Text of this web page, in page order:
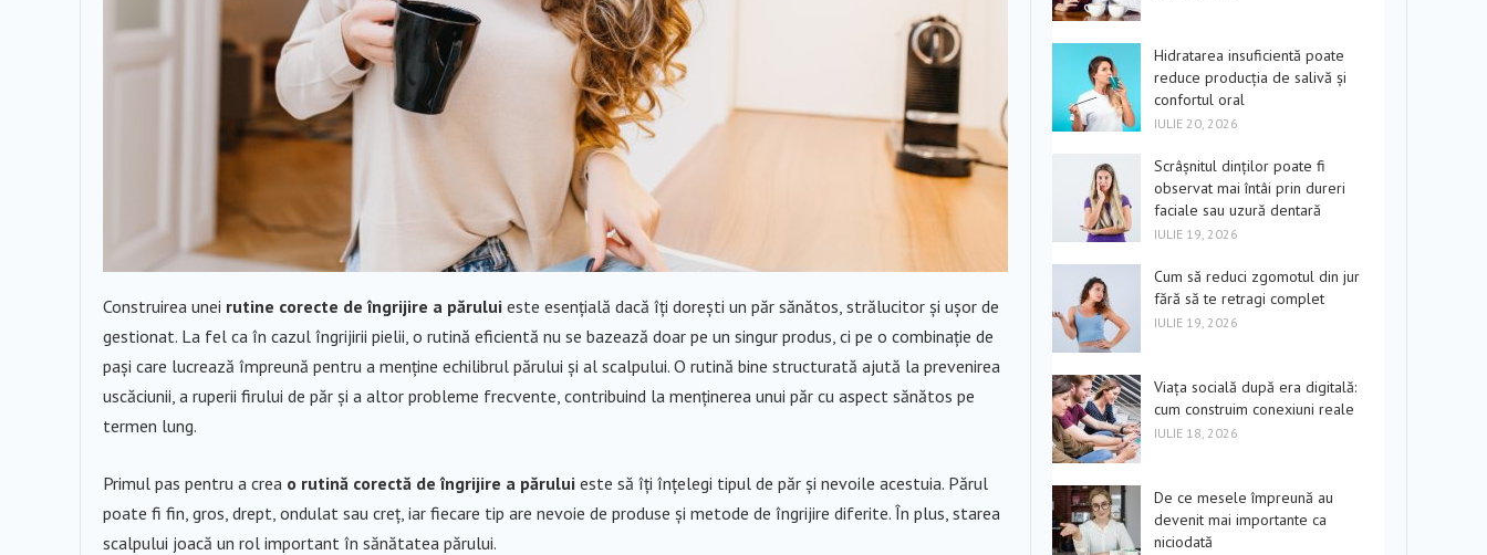
Construirea unei rutine corecte de îngrijire a părului este esențială dacă îți dorești un păr sănătos, strălucitor și ușor de
gestionat. La fel ca în cazul îngrijirii pielii, o rutină eficientă nu se bazează doar pe un singur produs, ci pe o combinație de
pași care lucrează împreună pentru a menține echilibrul părului și al scalpului. O rutină bine structurată ajută la prevenirea
uscăciunii, a ruperii firului de păr și a altor probleme frecvente, contribuind la menținerea unui păr cu aspect sănătos pe
termen lung.
Primul pas pentru a crea o rutină corectă de îngrijire a părului este să îți înțelegi tipul de păr și nevoile acestuia. Părul
poate fi fin, gros, drept, ondulat sau creț, iar fiecare tip are nevoie de produse și metode de îngrijire diferite. În plus, starea
scalpului joacă un rol important în sănătatea părului.
Hidratarea insuficientă poate
reduce producția de salivă și
confortul oral
IULIE 20, 2026
Scrâșnitul dinților poate fi
observat mai întâi prin dureri
faciale sau uzură dentară
IULIE 19, 2026
Cum să reduci zgomotul din jur
fără să te retragi complet
IULIE 19, 2026
Viața socială după era digitală:
cum construim conexiuni reale
IULIE 18, 2026
De ce mesele împreună au
devenit mai importante ca
niciodată